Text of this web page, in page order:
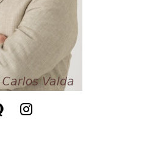
por
Política de
Términos del servicio